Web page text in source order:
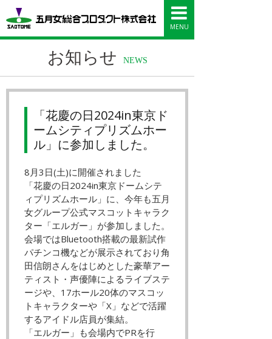
五月女総合プロ
MENU
お知らせ NEWS
「花慶の日2024in東京ド
ームシティプリズムホー
ル」に参加しました。
8月3日(土)に開催されました
「花慶の日2024in東京ドームシテ
ィプリズムホール」に、今年も五月
女グループ公式マスコットキャラク
ター「エルガー」が参加しました。
会場ではBluetooth搭載の最新試作
パチンコ機などが展示されており角
田信朗さんをはじめとした豪華アー
ティスト・声優陣によるライブステ
ージや、17ホール20体のマスコッ
トキャラクターや「X」などで活躍
するアイドル店員が集結。
「エルガー」も会場内でPRを行